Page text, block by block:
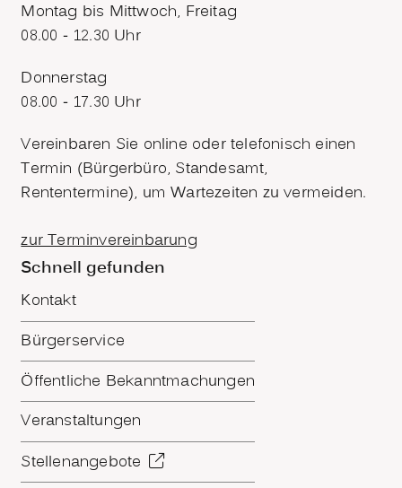
Montag bis Mittwoch, Freitag
08.00 - 12.30 Uhr
Donnerstag
08.00 - 17.30 Uhr
Vereinbaren Sie online oder telefonisch einen
Termin (Bürgerbüro, Standesamt,
Rententermine), um Wartezeiten zu vermeiden.
zur Terminvereinbarung
Schnell gefunden
Kontakt
Bürgerservice
Öffentliche Bekanntmachungen
Veranstaltungen
Stellenangebote